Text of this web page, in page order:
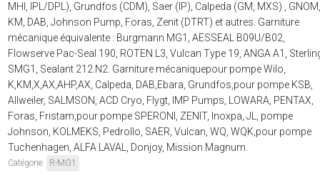
MHI, IPL/DPL), Grundfos (CDM), Saer (IP), Calpeda (GM, MXS) , GNOM,
KM, DAB, Johnson Pump, Foras, Zenit (DTRT) et autres. Garniture
mécanique équivalente : Burgmann MG1, AESSEAL B09U/B02,
Flowserve Pac-Seal 190, ROTEN L3, Vulcan Type 19, ANGA A1,
SMG1, Sealant 212.N2. Garniture mécaniquepour pompe Wilo,
K,KM,X,AX,AHP,AX, Calpeda, DAB,Ebara, Grundfos,pour pompe KSB,
Allweiler, SALMSON, ACD Cryo, Flygt, IMP Pumps, LOWARA, PENTAX,
Foras, Fristam,pour pompe SPERONI, ZENIT, Inoxpa, JL, pompe
Johnson, KOLMEKS, Pedrollo, SAER, Vulcan, WQ, WQK,pour pompe
Tuchenhagen, ALFA LAVAL, Donjoy, Mission Magnum.
Catégorie: R-MG1